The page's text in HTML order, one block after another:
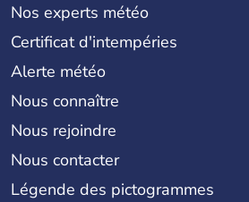
Nos experts météo
Certificat d'intempéries
Alerte météo
Nous connaître
Nous rejoindre
Nous contacter
Légende des pictogrammes